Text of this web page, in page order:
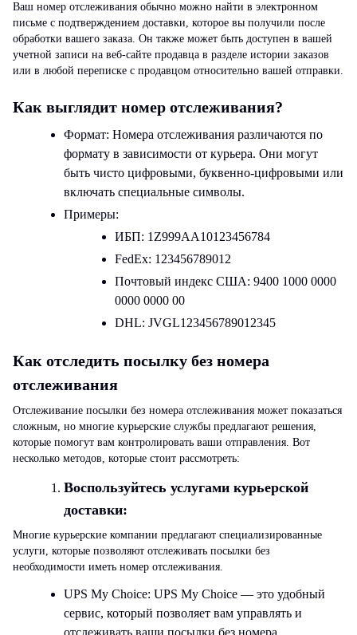
Ваш номер отслеживания обычно можно найти в электронном
письме с подтверждением доставки, которое вы получили после
обработки вашего заказа. Он также может быть доступен в вашей
учетной записи на веб-сайте продавца в разделе истории заказов
или в любой переписке с продавцом относительно вашей отправки.
Как выглядит номер отслеживания?
Формат: Номера отслеживания различаются по
формату в зависимости от курьера. Они могут
быть чисто цифровыми, буквенно-цифровыми или
включать специальные символы.
Примеры:
ИБП: 1Z999AA10123456784
FedEx: 123456789012
Почтовый индекс США: 9400 1000 0000
0000 0000 00
DHL: JVGL123456789012345
Как отследить посылку без номера
отслеживания
Отслеживание посылки без номера отслеживания может показаться
сложным, но многие курьерские службы предлагают решения,
которые помогут вам контролировать ваши отправления. Вот
несколько методов, которые стоит рассмотреть:
Воспользуйтесь услугами курьерской
доставки:
Многие курьерские компании предлагают специализированные
услуги, которые позволяют отслеживать посылки без
необходимости иметь номер отслеживания.
UPS My Choice: UPS My Choice — это удобный
сервис, который позволяет вам управлять и
отслеживать ваши посылки без номера